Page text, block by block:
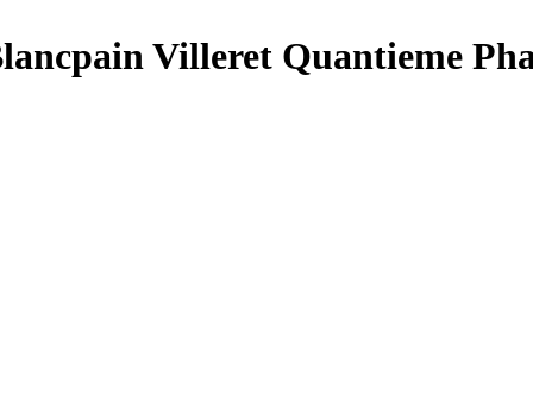
Villeret Quantieme